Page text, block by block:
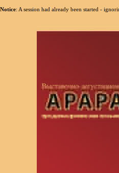
Notice: A session had already been started -